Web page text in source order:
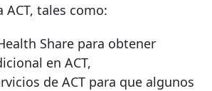
tales como:
Share para obtener
en ACT,
de ACT para que algunos